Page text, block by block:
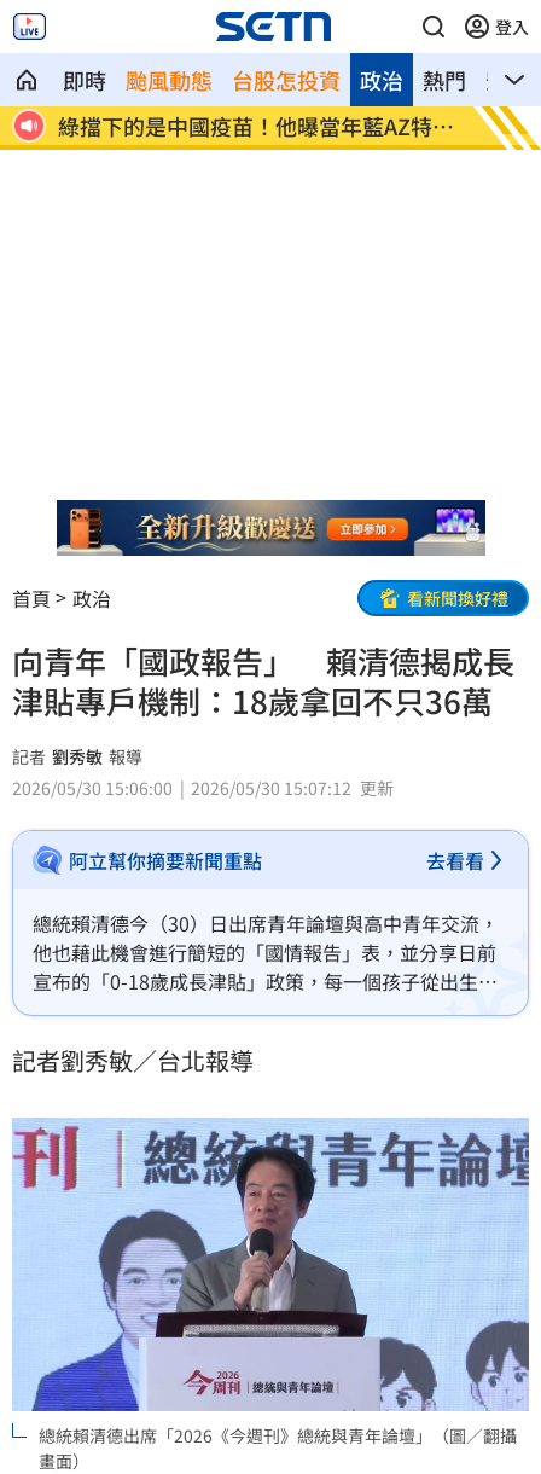
登入
即時 颱風動態 台股怎投資 熱門 影音
政治
連
綠擋下的是中國疫苗！他曝當年藍AZ特戰
隊
遭AI
首頁 政治 看新聞換好禮
向青年「國政報告」 賴清德揭成長
津貼專戶機制：18歲拿回不只36萬
記者 劉秀敏 報導
2026/05/30 15:06:00
2026/05/30 15:07:12 更新
阿立幫你摘要新聞重點 去看看
總統賴清德今（30）日出席青年論壇與高中青年交流，
他也藉此機會進行簡短的「國情報告」表，並分享日前
宣布的「0-18歲成長津貼」政策，每一個孩子從出生到
18歲，政府共給予108萬元，其中36萬由政府預存管
到的將不只36萬元，且這個成長津貼專戶是公開的，未
書、創業、學習技術，都有經費能夠運用。
記者劉秀敏／台北報導
總統賴清德出席「2026《今週刊》總統與青年論壇」（圖／翻攝
畫面）